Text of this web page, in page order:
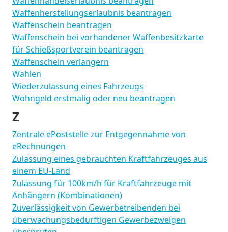
Waffenherstellungserlaubnis beantragen
Waffenschein beantragen
Waffenschein bei vorhandener Waffenbesitzkarte
für Schießsportverein beantragen
Waffenschein verlängern
Wahlen
Wiederzulassung eines Fahrzeugs
Wohngeld erstmalig oder neu beantragen
Z
Zentrale ePoststelle zur Entgegennahme von
eRechnungen
Zulassung eines gebrauchten Kraftfahrzeuges aus
einem EU-Land
Zulassung für 100km/h für Kraftfahrzeuge mit
Anhängern (Kombinationen)
Zuverlässigkeit von Gewerbetreibenden bei
überwachungsbedürftigen Gewerbezweigen